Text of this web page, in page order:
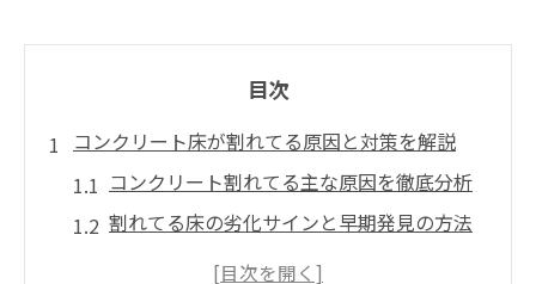
目次
コンクリート床が割れてる原因と対策を解説
コンクリート割れてる主な原因を徹底分析
割れてる床の劣化サインと早期発見の方法
気候や雨がコンクリート割れてるに及ぼす